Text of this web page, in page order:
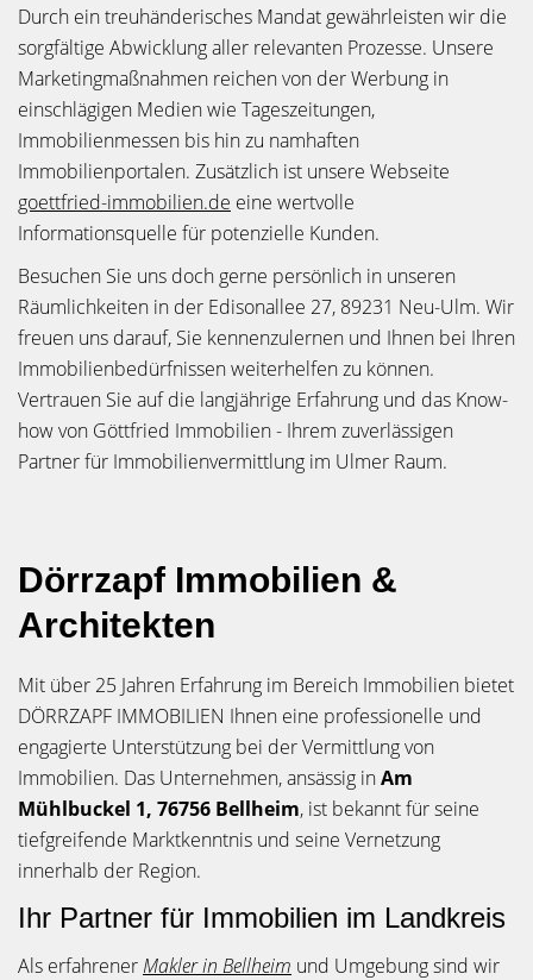
Durch ein treuhänderisches Mandat gewährleisten wir die
sorgfältige Abwicklung aller relevanten Prozesse. Unsere
Marketingmaßnahmen reichen von der Werbung in
einschlägigen Medien wie Tageszeitungen,
Immobilienmessen bis hin zu namhaften
Immobilienportalen. Zusätzlich ist unsere Webseite
goettfried-immobilien.de eine wertvolle
Informationsquelle für potenzielle Kunden.
Besuchen Sie uns doch gerne persönlich in unseren
Räumlichkeiten in der Edisonallee 27, 89231 Neu-Ulm. Wir
freuen uns darauf, Sie kennenzulernen und Ihnen bei Ihren
Immobilienbedürfnissen weiterhelfen zu können.
Vertrauen Sie auf die langjährige Erfahrung und das Know-
how von Göttfried Immobilien - Ihrem zuverlässigen
Partner für Immobilienvermittlung im Ulmer Raum.
Dörrzapf Immobilien &
Architekten
Mit über 25 Jahren Erfahrung im Bereich Immobilien bietet
DÖRRZAPF IMMOBILIEN Ihnen eine professionelle und
engagierte Unterstützung bei der Vermittlung von
Immobilien. Das Unternehmen, ansässig inAm
Mühlbuckel 1, 76756 Bellheim, ist bekannt für seine
tiefgreifende Marktkenntnis und seine Vernetzung
innerhalb der Region.
Ihr Partner für Immobilien im Landkreis
Als erfahrener Makler in Bellheim und Umgebung sind wir